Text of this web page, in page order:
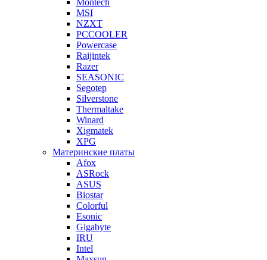
Montech
MSI
NZXT
PCCOOLER
Powercase
Raijintek
Razer
SEASONIC
Segotep
Silverstone
Thermaltake
Winard
Xigmatek
XPG
Материнские платы
Afox
ASRock
ASUS
Biostar
Colorful
Esonic
Gigabyte
IRU
Intel